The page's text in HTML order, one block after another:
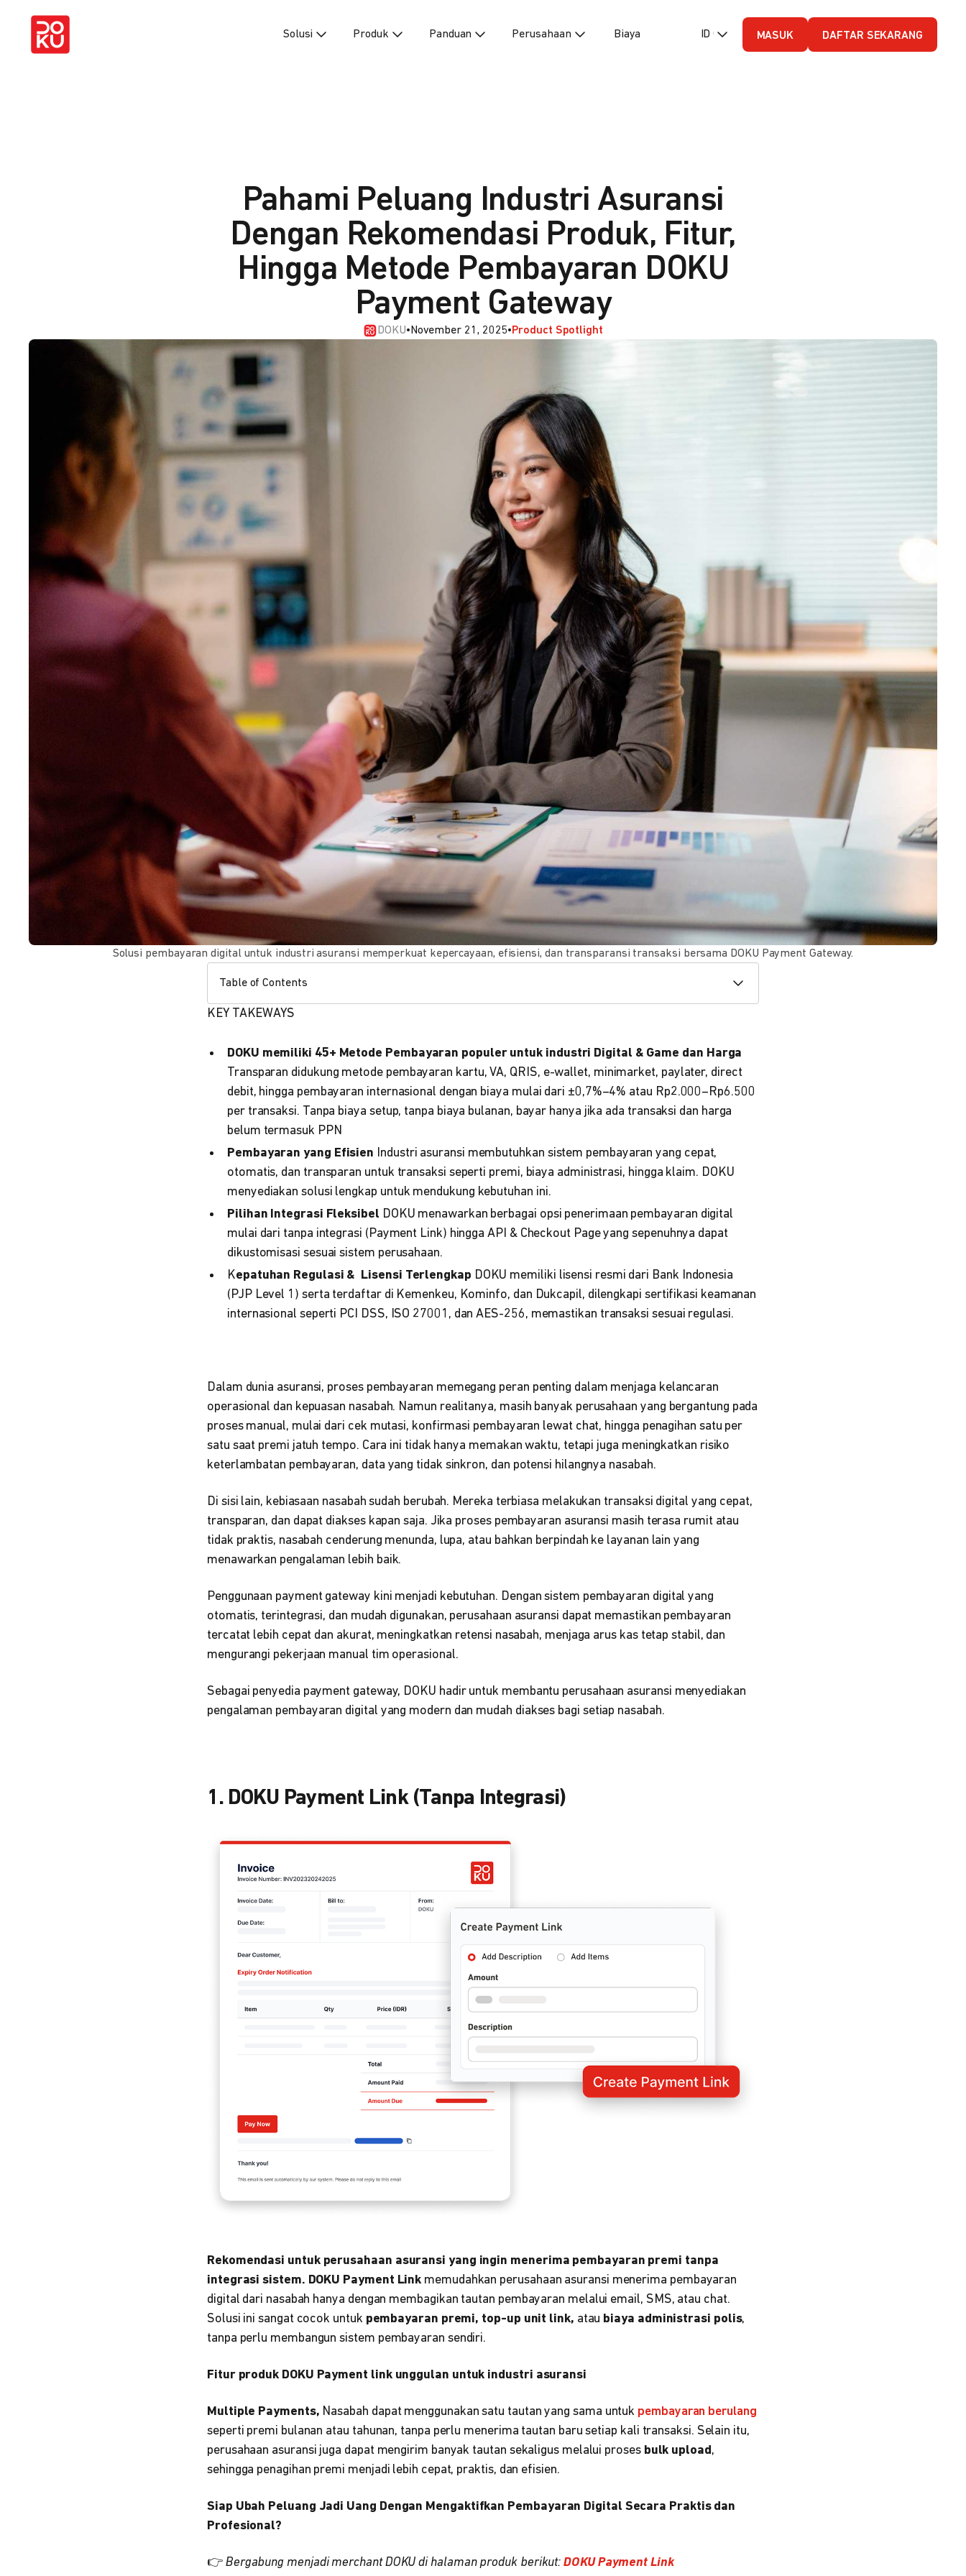
Solusi Produk Panduan Perusahaan Biaya ID (Bahasa Indonesia)
MASUK DAFTAR SEKARANG
Pahami Peluang Industri Asuransi
Dengan Rekomendasi Produk, Fitur,
Hingga Metode Pembayaran DOKU
Payment Gateway
DOKU• November 21, 2025•Product Spotlight
Solusi pembayaran digital untuk industri asuransi memperkuat kepercayaan, efisiensi, dan transparansi transaksi bersama DOKU Payment Gateway.
Table of Contents
KEY TAKEWAYS
DOKU memiliki 45+ Metode Pembayaran populer untuk industri Digital & Game dan Harga
Transparan didukung metode pembayaran kartu, VA, QRIS, e-wallet, minimarket, paylater, direct
debit, hingga pembayaran internasional dengan biaya mulai dari ±0,7%–4% atau Rp2.000–Rp6.500
per transaksi. Tanpa biaya setup, tanpa biaya bulanan, bayar hanya jika ada transaksi dan harga
belum termasuk PPN
Pembayaran yang Efisien Industri asuransi membutuhkan sistem pembayaran yang cepat,
otomatis, dan transparan untuk transaksi seperti premi, biaya administrasi, hingga klaim. DOKU
menyediakan solusi lengkap untuk mendukung kebutuhan ini.
Pilihan Integrasi Fleksibel DOKU menawarkan berbagai opsi penerimaan pembayaran digital
mulai dari tanpa integrasi (Payment Link) hingga API & Checkout Page yang sepenuhnya dapat
dikustomisasi sesuai sistem perusahaan.
Kepatuhan Regulasi & Lisensi Terlengkap DOKU memiliki lisensi resmi dari Bank Indonesia
(PJP Level 1) serta terdaftar di Kemenkeu, Kominfo, dan Dukcapil, dilengkapi sertifikasi keamanan
internasional seperti PCI DSS, ISO 27001, dan AES-256, memastikan transaksi sesuai regulasi.
Dalam dunia asuransi, proses pembayaran memegang peran penting dalam menjaga kelancaran
operasional dan kepuasan nasabah. Namun realitanya, masih banyak perusahaan yang bergantung pada
proses manual, mulai dari cek mutasi, konfirmasi pembayaran lewat chat, hingga penagihan satu per
satu saat premi jatuh tempo. Cara ini tidak hanya memakan waktu, tetapi juga meningkatkan risiko
keterlambatan pembayaran, data yang tidak sinkron, dan potensi hilangnya nasabah.
Di sisi lain, kebiasaan nasabah sudah berubah. Mereka terbiasa melakukan transaksi digital yang cepat,
transparan, dan dapat diakses kapan saja. Jika proses pembayaran asuransi masih terasa rumit atau
tidak praktis, nasabah cenderung menunda, lupa, atau bahkan berpindah ke layanan lain yang
menawarkan pengalaman lebih baik.
Penggunaan payment gateway kini menjadi kebutuhan. Dengan sistem pembayaran digital yang
otomatis, terintegrasi, dan mudah digunakan, perusahaan asuransi dapat memastikan pembayaran
tercatat lebih cepat dan akurat, meningkatkan retensi nasabah, menjaga arus kas tetap stabil, dan
mengurangi pekerjaan manual tim operasional.
Sebagai penyedia payment gateway, DOKU hadir untuk membantu perusahaan asuransi menyediakan
pengalaman pembayaran digital yang modern dan mudah diakses bagi setiap nasabah.
1. DOKU Payment Link (Tanpa Integrasi)
Rekomendasi untuk perusahaan asuransi yang ingin menerima pembayaran premi tanpa
integrasi sistem. DOKU Payment Link memudahkan perusahaan asuransi menerima pembayaran
digital dari nasabah hanya dengan membagikan tautan pembayaran melalui email, SMS, atau chat.
Solusi ini sangat cocok untuk pembayaran premi, top-up unit link, atau biaya administrasi polis,
tanpa perlu membangun sistem pembayaran sendiri.
Fitur produk DOKU Payment link unggulan untuk industri asuransi
Multiple Payments, Nasabah dapat menggunakan satu tautan yang sama untuk pembayaran berulang
seperti premi bulanan atau tahunan, tanpa perlu menerima tautan baru setiap kali transaksi. Selain itu,
perusahaan asuransi juga dapat mengirim banyak tautan sekaligus melalui proses bulk upload ,
sehingga penagihan premi menjadi lebih cepat, praktis, dan efisien.
Siap Ubah Peluang Jadi Uang Dengan Mengaktifkan Pembayaran Digital Secara Praktis dan
Profesional?
👉 Bergabung menjadi merchant DOKU di halaman produk berikut:DOKU Payment Link